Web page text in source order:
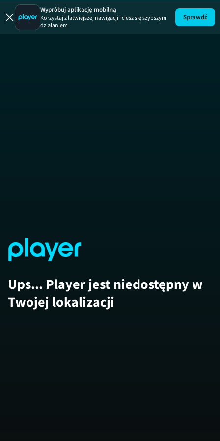
Wypróbuj aplikację mobilną
Korzystaj z łatwiejszej nawigacji i ciesz się szybszym
działaniem
Sprawdź
Ups... Player jest niedostępny w
Twojej lokalizacji